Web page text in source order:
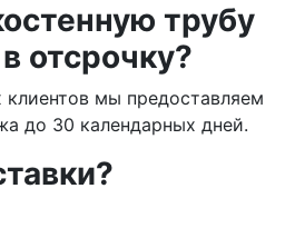
трубу
отсрочку?
мы предоставляем
до 30 календарных дней.